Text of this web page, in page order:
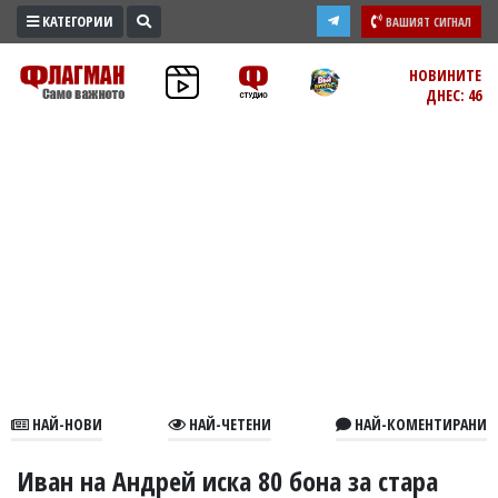
ПРОМО
ЗОНА
В
КАТЕГОРИИ ВАШИЯТ СИГНАЛ
НОВИНИТЕ
ДНЕС: 46
НАЙ-НОВИ НАЙ-ЧЕТЕНИ НАЙ-КОМЕНТИРАНИ
Иван на Андрей иска 80 бона за стара